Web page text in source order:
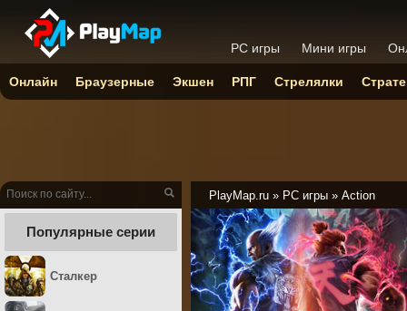
PlayMap.ru » PC игры » Action
Популярные серии
Сталкер
PC игры Мини игры
Онлайн Браузерные Экшен РПГ Стрелялки